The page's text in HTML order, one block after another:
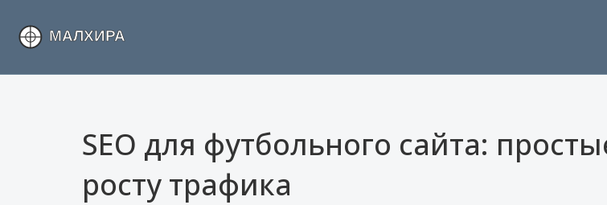
SEO для футбольного сайта:
росту трафика